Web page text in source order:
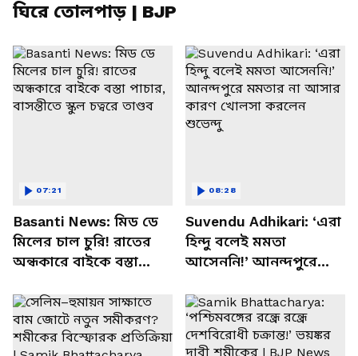
ঘিরে তোলপাড় | BJP
Basanti News: মিড ডে
মিলের চাল চুরি! রাতের
অন্ধকারে বাইকে বস্তা
চত্বরে তাণ্ডব
07:21
Suvendu Adhikari: ‘এরা
হিন্দু বলেই মমতা
আসেননি!’ আনন্দপুরে
খোলসা করলেন শুভেন্দু
08:28